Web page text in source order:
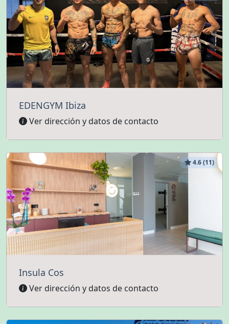
EDENGYM Ibiza
Ver dirección y datos de contacto
4.6 (11)
Insula Cos
Ver dirección y datos de contacto